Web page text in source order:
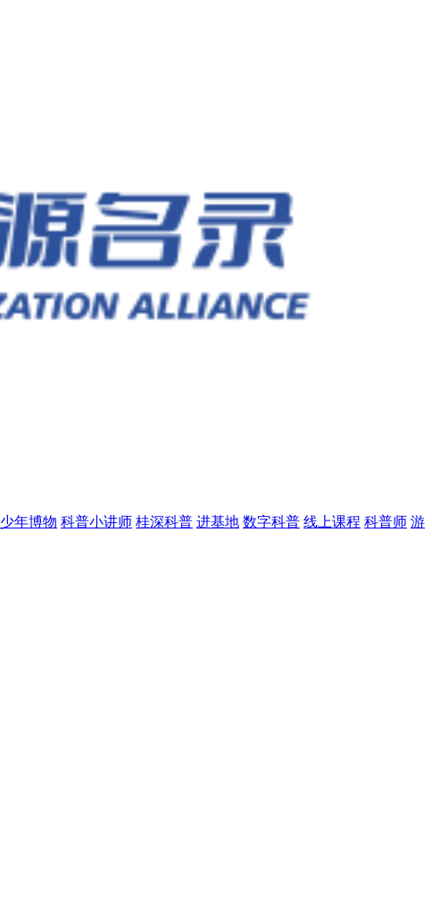
少年博物 科普小讲师 桂深科普 进基地 数字科普 线上课程 科普师 游